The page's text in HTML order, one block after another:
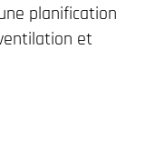
planification
et